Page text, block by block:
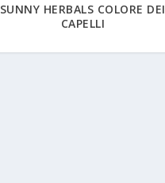
SUNNY HERBALS COLORE DEI
CAPELLI